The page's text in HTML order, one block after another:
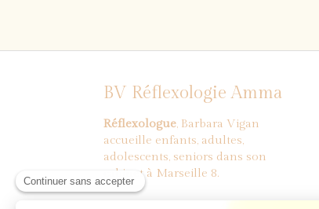
BV Réflexologie Amma
Réflexologue, Barbara Vigan
accueille enfants, adultes,
adolescents, seniors dans son
cabinet à Marseille 8.